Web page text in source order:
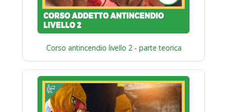
Corso antincendio livello 2 - parte teorica